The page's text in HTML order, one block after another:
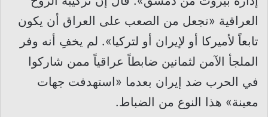
العراقية «تجعل من الصعب على العراق أن يكون
تابعاً لأميركا أو لإيران أو لتركيا». لم يخفِ أنه وفر
الملجأ الآمن لثمانين ضابطاً عراقياً ممن شاركوا
في الحرب ضد إيران بعدما «استهدفت جهات
معينة» هذا النوع من الضباط.